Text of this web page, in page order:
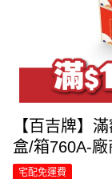
【百吉牌】
盒/箱760A-廠
宅配免運費